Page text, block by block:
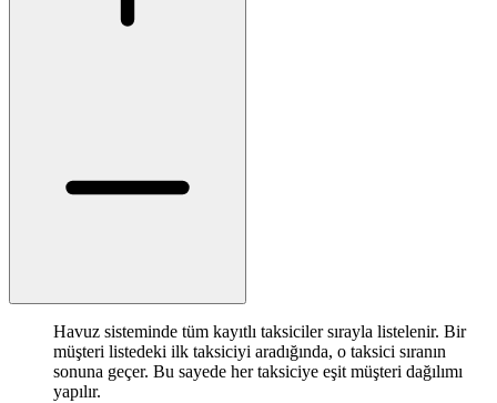
Havuz sisteminde tüm kayıtlı taksiciler sırayla listelenir. Bir
müşteri listedeki ilk taksiciyi aradığında, o taksici sıranın
sonuna geçer. Bu sayede her taksiciye eşit müşteri dağılımı
yapılır.